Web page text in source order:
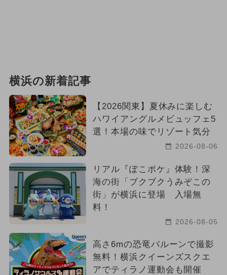
横浜の新着記事
【2026関東】夏休みに楽しむ
ハワイアングルメビュッフェ5
選！本場の味でリゾート気分
2026-08-06
リアル『ぽこポケ』体験！深
海の街「ブクブクうみぞこの
街」が横浜に登場 入場無
料！
2026-08-05
高さ6mの恐竜バルーンで撮影
無料！横浜クイーンズスクエ
アでティラノ運動会も開催